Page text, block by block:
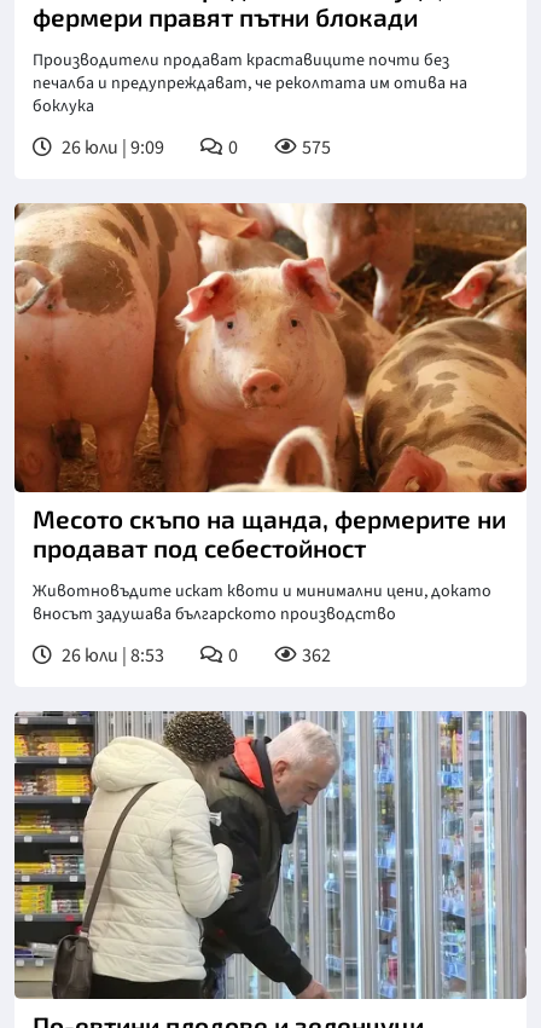
фермери правят пътни блокади
Производители продават краставиците почти без
печалба и предупреждават, че реколтата им отива на
боклука
26 юли | 9:09 0 575
Месото скъпо на щанда, фермерите ни
продават под себестойност
Животновъдите искат квоти и минимални цени, докато
вносът задушава българското производство
26 юли | 8:53 0 362